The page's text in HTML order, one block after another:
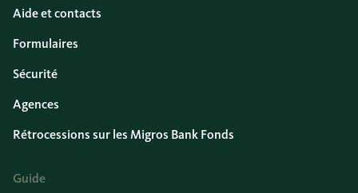
Aide et contacts
Formulaires
Sécurité
Agences
Rétrocessions sur les Migros Bank Fonds
Guide